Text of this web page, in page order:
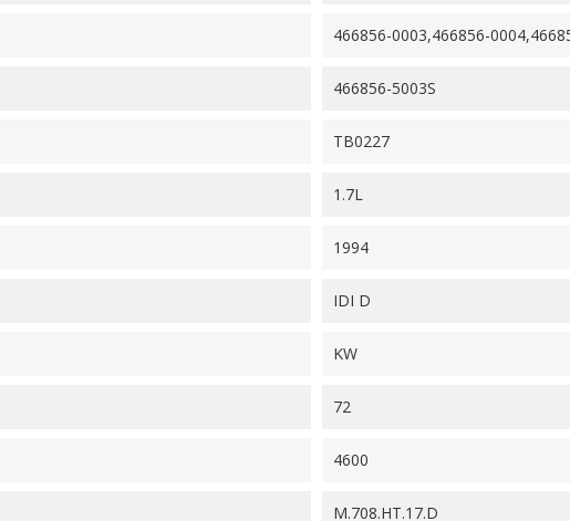
466856-0003,466856-
466856-5003S
TB0227
1.7L
1994
IDI D
KW
72
4600
M.708.HT.17.D